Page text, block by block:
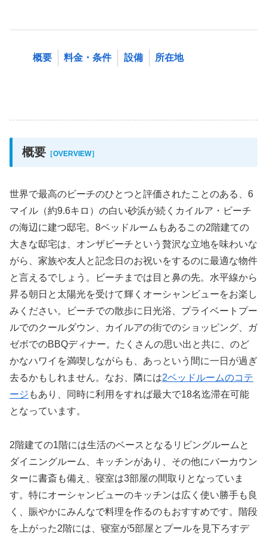
概要 料金・条件 設備 所在地
概要 ［OVERVIEW］
世界で最高のビーチのひとつと評価されたことのある、6
マイル（約9.6キロ）の白い砂浜が続くカイルア・ビーチ
の海辺に建つ邸宅。8ベッドルームもあるこの2階建ての
大きな邸宅は、オンザビーチという贅沢な立地を味わいな
がら、家族や友人と記念日のお祝いをするのに最適な物件
と言えるでしょう。ビーチまでは目と鼻の先。水平線から
昇る朝日と太陽光を受けて輝くオーシャンビューをお楽し
みください。ビーチでの散歩に日光浴、プライベートプー
ルでのクールダウン、カイルアの街でのショッピング、ガ
ゼボでのBBQディナー。たくさんの思い出と共に、のど
かなハワイを満喫しながらも、あっという間に一日が過ぎ
去るかもしれません。なお、隣には2ベッドルームのコテ
ージ もあり、同時に利用をすれば最大で18名迄滞在可能
となっています。
2階建ての1階には生活のベースとなるリビングルームと
ダイニングルーム、キッチンがあり、その他にバーカウン
ターに書斎も備え、寝室は3部屋の間取りとなっていま
す。特にオーシャンビューのキッチンは広く使い勝手も良
く、賑やかにみんなで料理を作るのもおすすめです。階段
を上がった2階には、寝室が5部屋とプールを見下ろすデ